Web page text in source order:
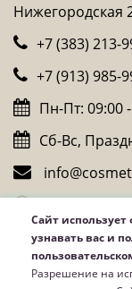
Сайт
узнавать вас и
Разрешение на
Нижегородская
+7 (383) 213-
+7 (913) 985-
Пн-Пт: 09:00
Сб-Вс,
Telegram
Viber